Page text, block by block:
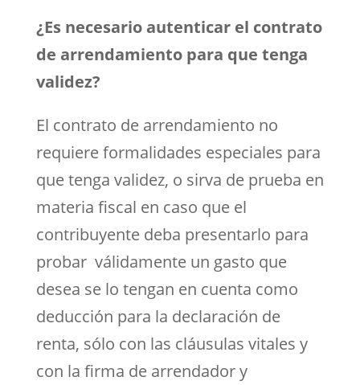
¿Es necesario autenticar el contrato
de arrendamiento para que tenga
validez?
El contrato de arrendamiento no
requiere formalidades especiales para
que tenga validez, o sirva de prueba en
materia fiscal en caso que el
contribuyente deba presentarlo para
probar válidamente un gasto que
desea se lo tengan en cuenta como
deducción para la declaración de
renta, sólo con las cláusulas vitales y
con la firma de arrendador y